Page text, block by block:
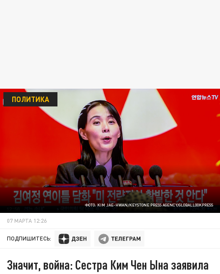
ФОТО: KIM JAE-HWAN/KEYSTONE PRESS AGENCY/GLOBALLOOKPRESS
ПОЛИТИКА
07 МАРТА 12:26
ПОДПИШИТЕСЬ:
Значит, война: Сестра Ким Чен Ына заявила